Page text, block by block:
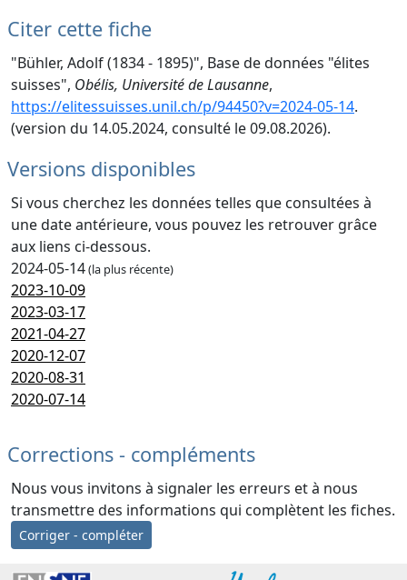
Citer cette fiche
"Bühler, Adolf (1834 - 1895)", Base de données "élites
suisses", Obélis, Université de Lausanne,
https://elitessuisses.unil.ch/p/94450?v=2024-05-14.
(version du 14.05.2024, consulté le 09.08.2026).
Versions disponibles
Si vous cherchez les données telles que consultées à
une date antérieure, vous pouvez les retrouver grâce
aux liens ci-dessous.
2024-05-14(la plus récente)
2023-10-09
2023-03-17
2021-04-27
2020-12-07
2020-08-31
2020-07-14
Corrections - compléments
Nous vous invitons à signaler les erreurs et à nous
transmettre des informations qui complètent les fiches.
Corriger - compléter